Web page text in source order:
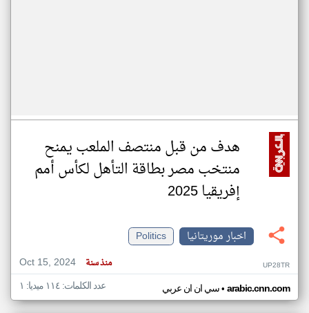
هدف من قبل منتصف الملعب يمنح
منتخب مصر بطاقة التأهل لكأس أمم
إفريقيا 2025
اخبار موريتانيا
Politics
Oct 15, 2024
منذ سنة UP28TR
سي ان ان عربي• arabic.cnn.com عدد الكلمات: ١١٤ ميديا: ١